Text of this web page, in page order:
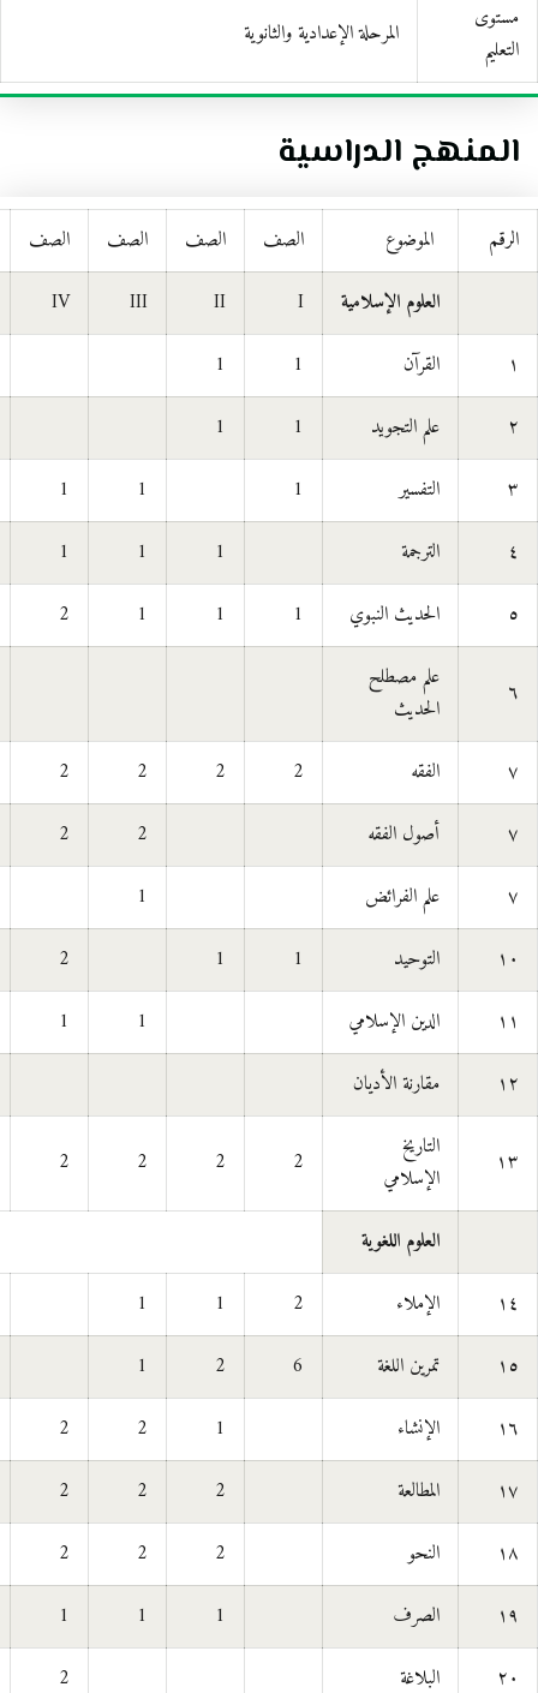
مستوى
التعليم
المرحلة الإعدادية والثانوية
المنهج الدراسية
الرقم الموضوع الصف الصف الصف
الصف
العلوم الإسلامية
I
II
III
IV
١
القرآن 1
1
٢
علم التجويد 1
1
٣
التفسير 1
1
1
٤
الترجمة 1
1
1
٥
الحديث النبوي 1
1
1
2
٦
علم مصطلح
الحديث
٧
الفقه 2
2
2
2
٧
أصول الفقه 2
2
٧
علم الفرائض
1
١٠
التوحيد 1
1
2
١١
الدين الإسلامي 1
1
١٢
مقارنة الأديان
١٣
التاريخ
الإسلامي
2
2
2
2
العلوم اللغوية
١٤
الإملاء 2
1
1
١٥
تمرين اللغة 6
2
1
١٦
الإنشاء 1
2
2
١٧
المطالعة 2
2
2
١٨
النحو 2
2
2
١٩
الصرف 1
1
1
٢٠
البلاغة 2